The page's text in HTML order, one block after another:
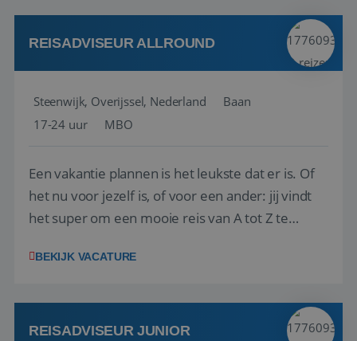
kwaliteitsbewaking van alles wat met IATA te m...
REISADVISEUR ALLROUND
Steenwijk, Overijssel, Nederland
Baan
17-24 uur
MBO
Een vakantie plannen is het leukste dat er is. Of
het nu voor jezelf is, of voor een ander: jij vindt
het super om een mooie reis van A tot Z te
vakantiegangers de meest prachtige plekjes op
werken: of het nu gaat om vragen ...
BEKIJK VACATURE
REISADVISEUR JUNIOR